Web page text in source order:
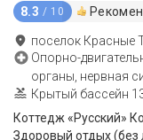
8.3 / 10
поселок Красные
Опорно-
органы, нервная
Крытый бассейн
Коттедж «Русский»
Здоровый отдых (без